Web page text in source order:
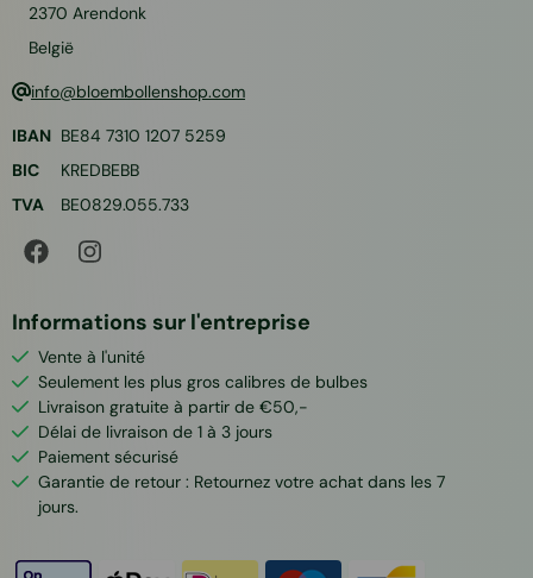
2370 Arendonk
België
info@bloembollenshop.com
IBAN BE84 7310 1207 5259
BIC
KREDBEBB
TVA
BE0829.055.733
Informations sur l'entreprise
Vente à l'unité
Seulement les plus gros calibres de bulbes
Livraison gratuite à partir de €50,-
Délai de livraison de 1 à 3 jours
Paiement sécurisé
Garantie de retour : Retournez votre achat dans les 7
jours.